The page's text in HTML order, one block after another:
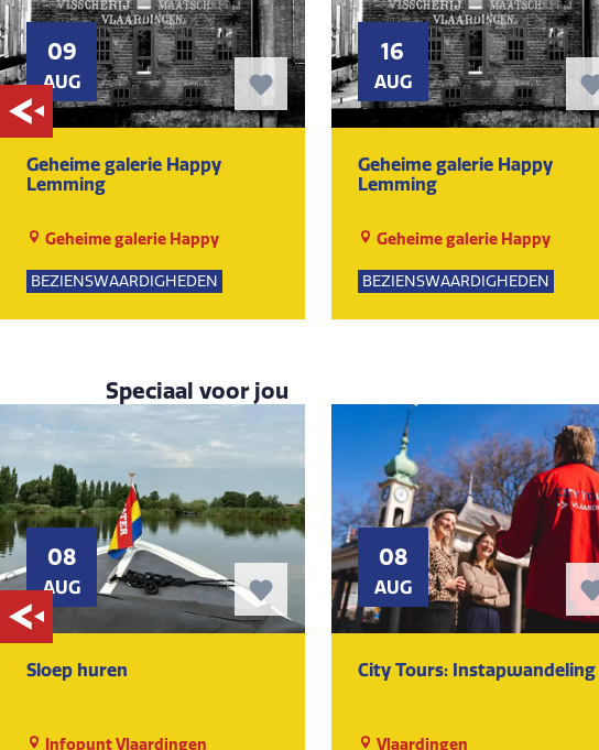
09
AUG
Geheime galerie Happy
Lemming
Geheime galerie Happy
BEZIENSWAARDIGHEDEN
KUNST EN CULTUUR
MUSEUM
16
AUG
Geheime galerie Happy
Lemming
Geheime galerie Happy
BEZIENSWAARDIGHEDEN
KUNST EN CULTUUR
MUSEUM
Speciaal voor jou
08
AUG
Sloep huren
Infopunt Vlaardingen
08
AUG
City Tours: Instapwandeling
Vlaardingen